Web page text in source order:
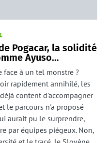
Pogacar, la solidité
Ayuso…
face à un tel monstre ?
rapidement annihilé, les
content d'accompagner
le parcours n'a proposé
aurait pu le surprendre,
par équipes piégeux. Non,